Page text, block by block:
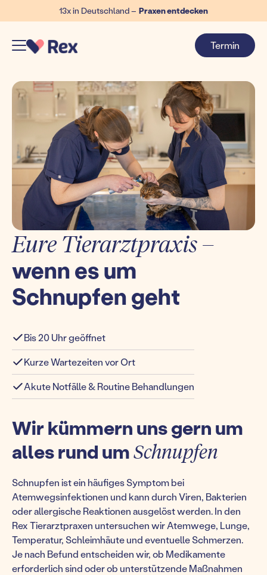
13x in Deutschland – Praxen entdecken
Termin
Eure Tierarztpraxis –
wenn es um
Schnupfen geht
Bis 20 Uhr geöffnet
Kurze Wartezeiten vor Ort
Akute Notfälle & Routine Behandlungen
Wir kümmern uns gern um
alles rund umSchnupfen
Schnupfen ist ein häufiges Symptom bei
Atemwegsinfektionen und kann durch Viren, Bakterien
oder allergische Reaktionen ausgelöst werden. In den
Rex Tierarztpraxen untersuchen wir Atemwege, Lunge,
Temperatur, Schleimhäute und eventuelle Schmerzen.
Je nach Befund entscheiden wir, ob Medikamente
erforderlich sind oder ob unterstützende Maßnahmen